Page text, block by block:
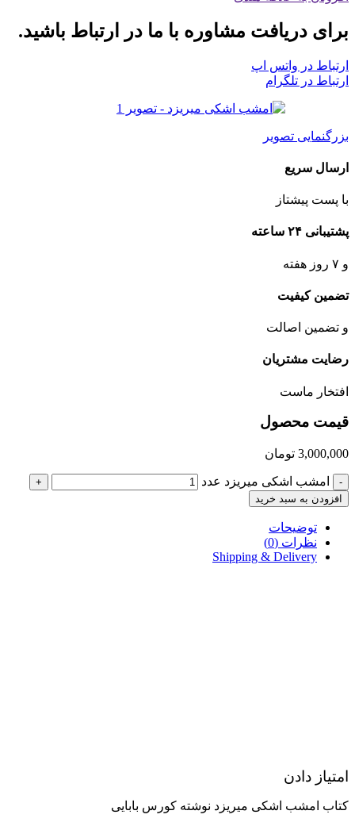
برای دریافت مشاوره با ما در ارتباط باشید.
ارتباط در واتس اپ
ارتباط در تلگرام
بزرگنمایی تصویر
ارسال سریع
با پست پیشتاز
پشتیبانی ۲۴ ساعته
و ۷ روز هفته
تضمین کیفیت
و تضمین اصالت
رضایت مشتریان
افتخار ماست
قیمت محصول
3,000,000 تومان
- امشب اشکی میریزد عدد
+
افزودن به سبد خرید
توضیحات
نظرات (0)
Shipping & Delivery
امتیاز دادن
کتاب امشب اشکی میریزد نوشته کورس بابایی